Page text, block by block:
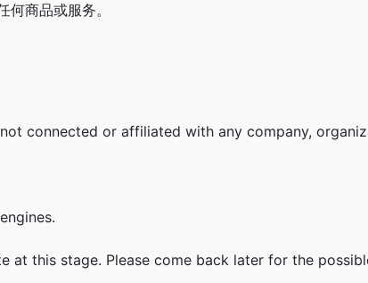
商品或服务。
connected or affiliated with any company,
this stage. Please come back later for the